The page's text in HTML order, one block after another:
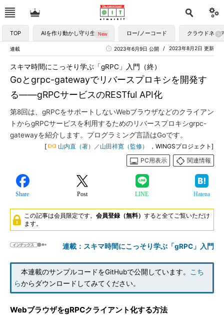
TOP AIを作り動かし守り生かす ロー/ノーコード クラウドネイ
連載 2023年8月2日 更新
2023年6月9日 公開
Goとgrpc-gatewayでリバースプロキシを開発す
る――gRPCサービスのRESTful API化
スキマ時間にこっそり学ぶ「gRPC」入門（終）
第8回は、gRPCをサポートしないWebブラウザなどのクライアン
トからgRPCサービスを利用するためのリバースプロキシgrpc-
gatewayを紹介します。プログラミング言語はGoです。
[ 山内直（著）／山田祥寛（監修）
，WINGSプロジェクト]
PC用表示
関連情報
Share Post LINE Hatena
この記事は会員限定です。 会員登録（無料） すると全てご覧いただけ
ます。
連載：スキマ時間にこっそり学ぶ「gRPC」入門
本連載のサンプルコードをGitHubで公開しています。
こち
らからダウンロードしてみてください。
WebブラウザをgRPCクライアント化する方法